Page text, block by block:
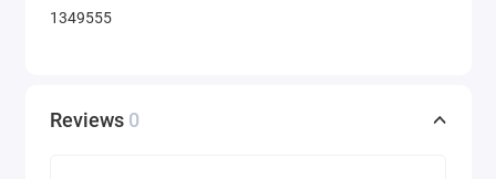
1349555
Reviews 0